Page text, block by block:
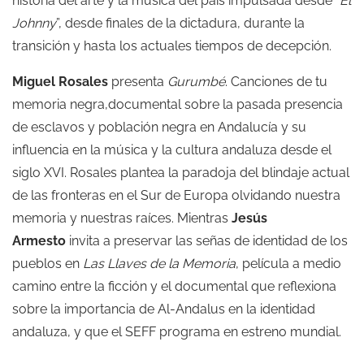
Johnny”, desde finales de la dictadura, durante la
transición y hasta los actuales tiempos de decepción.
Miguel Rosales presenta Gurumbé. Canciones de tu
memoria negra,documental sobre la pasada presencia
de esclavos y población negra en Andalucía y su
influencia en la música y la cultura andaluza desde el
siglo XVI. Rosales plantea la paradoja del blindaje actual
de las fronteras en el Sur de Europa olvidando nuestra
memoria y nuestras raíces. Mientras Jesús
Armesto invita a preservar las señas de identidad de los
pueblos en Las Llaves de la Memoria, película a medio
camino entre la ficción y el documental que reflexiona
sobre la importancia de Al-Andalus en la identidad
andaluza, y que el SEFF programa en estreno mundial.